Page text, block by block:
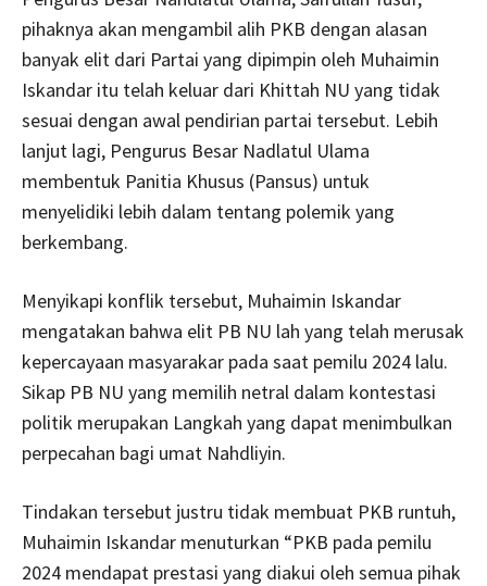
pihaknya akan mengambil alih PKB dengan alasan
banyak elit dari Partai yang dipimpin oleh Muhaimin
Iskandar itu telah keluar dari Khittah NU yang tidak
sesuai dengan awal pendirian partai tersebut. Lebih
lanjut lagi, Pengurus Besar Nadlatul Ulama
membentuk Panitia Khusus (Pansus) untuk
menyelidiki lebih dalam tentang polemik yang
berkembang.
Menyikapi konflik tersebut, Muhaimin Iskandar
mengatakan bahwa elit PB NU lah yang telah merusak
kepercayaan masyarakar pada saat pemilu 2024 lalu.
Sikap PB NU yang memilih netral dalam kontestasi
politik merupakan Langkah yang dapat menimbulkan
perpecahan bagi umat Nahdliyin.
Tindakan tersebut justru tidak membuat PKB runtuh,
Muhaimin Iskandar menuturkan “PKB pada pemilu
2024 mendapat prestasi yang diakui oleh semua pihak